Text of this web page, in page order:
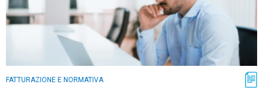
FATTURAZIONE E NORMATIVA